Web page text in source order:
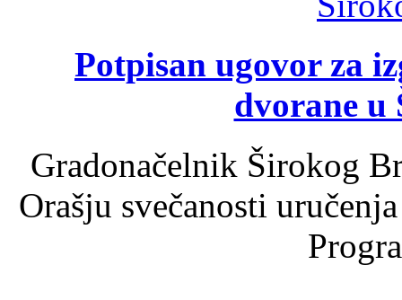
Potpisan ugovor za
dvorane u
Gradonačelnik Širokog
Orašju svečanosti